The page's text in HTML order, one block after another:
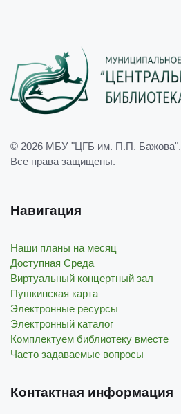
© 2026 МБУ "ЦГБ им. П.П. Бажова".
Все права защищены.
Навигация
Наши планы на месяц
Доступная Среда
Виртуальный концертный зал
Пушкинская карта
Электронные ресурсы
Электронный каталог
Комплектуем библиотеку вместе
Часто задаваемые вопросы
Контактная информация